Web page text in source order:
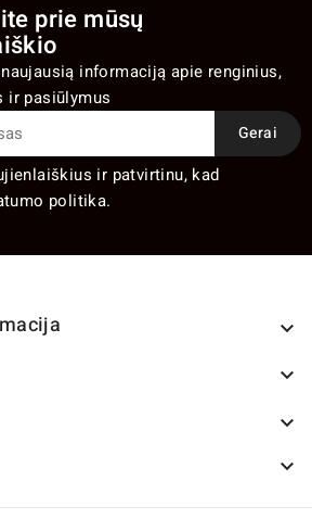
prie mūsų
informaciją apie renginius,
ir pasiūlymus
ir patvirtinu, kad
politika.



